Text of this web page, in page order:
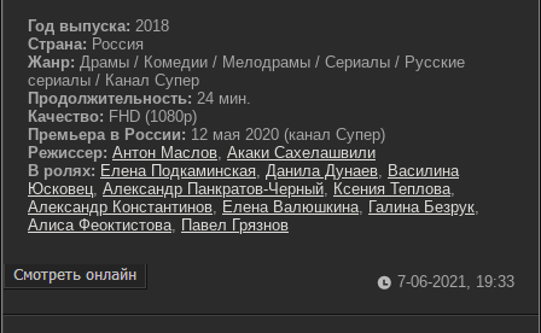
Год выпуска: 2018
Страна: Россия
Жанр: Драмы / Комедии / Мелодрамы / Сериалы / Русские
сериалы / Канал Супер
Продолжительность: 24 мин.
Качество: FHD (1080p)
Премьера в России: 12 мая 2020 (канал Супер)
Режиссер: Антон Маслов, Акаки Сахелашвили
В ролях: Елена Подкаминская, Данила Дунаев, Василина
Юсковец, Александр Панкратов-Черный, Ксения Теплова,
Александр Константинов, Елена Валюшкина, Галина Безрук,
Алиса Феоктистова, Павел Грязнов
7-06-2021, 19:33